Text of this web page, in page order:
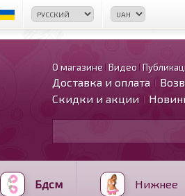
О магазине Видео
Доставка и оплата
Скидки и акции
Бдсм Нижнее